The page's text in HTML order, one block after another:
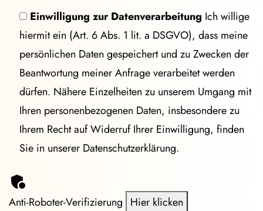
Einwilligung zur Datenverarbeitung Ich willige
hiermit ein (Art. 6 Abs. 1 lit. a DSGVO), dass meine
persönlichen Daten gespeichert und zu Zwecken der
Beantwortung meiner Anfrage verarbeitet werden
dürfen. Nähere Einzelheiten zu unserem Umgang mit
Ihren personenbezogenen Daten, insbesondere zu
Ihrem Recht auf Widerruf Ihrer Einwilligung, finden
Sie in unserer Datenschutzerklärung.
Anti-Roboter-Verifizierung Hier klicken